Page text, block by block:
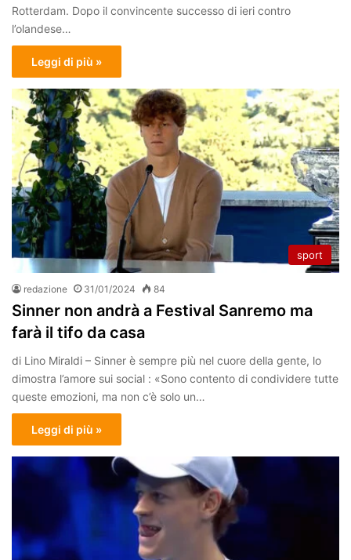
Rotterdam. Dopo il convincente successo di ieri contro
l’olandese…
Leggi di più »
sport
redazione 31/01/2024 84
Sinner non andrà a Festival Sanremo ma
farà il tifo da casa
di Lino Miraldi – Sinner è sempre più nel cuore della gente, lo
dimostra l’amore sui social : «Sono contento di condividere tutte
queste emozioni, ma non c’è solo un…
Leggi di più »